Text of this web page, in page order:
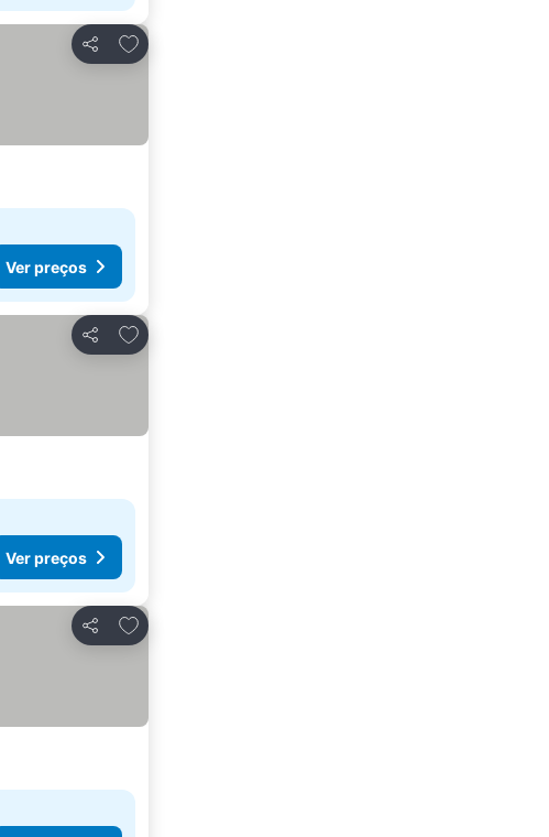
Partilhar
Adicionar aos favoritos
Ver preços
Partilhar
Adicionar aos favoritos
Ver preços
Partilhar
Adicionar aos favoritos